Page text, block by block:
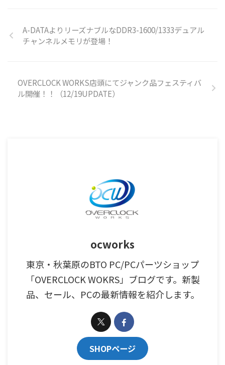
A-DATAよりリーズナブルなDDR3-1600/1333デュアル
チャンネルメモリが登場！
OVERCLOCK WORKS店頭にてジャンク品フェスティバ
ル開催！！（12/19UPDATE）
ocworks
東京・秋葉原のBTO PC/PCパーツショップ
「OVERCLOCK WOKRS」ブログです。新製
品、セール、PCの最新情報を紹介します。
SHOPページ